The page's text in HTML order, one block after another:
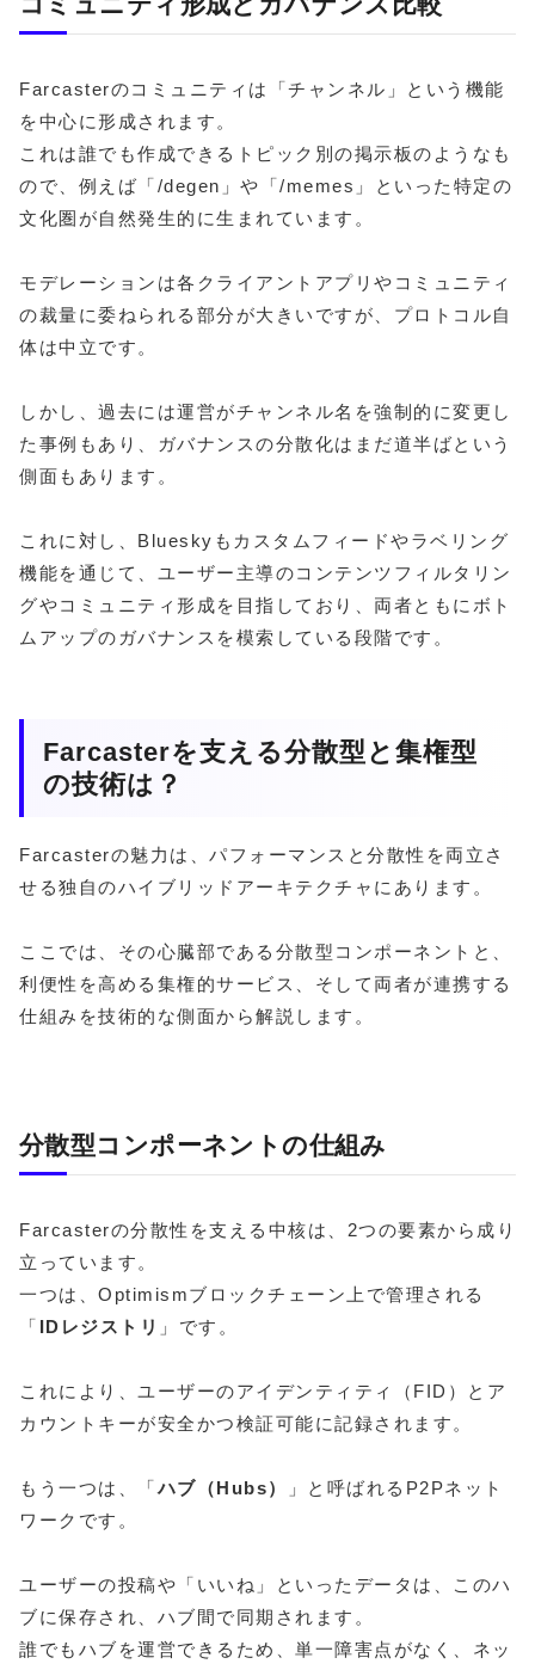
Farcasterのコミュニティは「チャンネル」という機能
を中心に形成されます。
これは誰でも作成できるトピック別の掲示板のようなも
ので、例えば「/degen」や「/memes」といった特定の
文化圏が自然発生的に生まれています。
モデレーションは各クライアントアプリやコミュニティ
の裁量に委ねられる部分が大きいですが、プロトコル自
体は中立です。
しかし、過去には運営がチャンネル名を強制的に変更し
た事例もあり、ガバナンスの分散化はまだ道半ばという
側面もあります。
これに対し、Blueskyもカスタムフィードやラベリング
機能を通じて、ユーザー主導のコンテンツフィルタリン
グやコミュニティ形成を目指しており、両者ともにボト
ムアップのガバナンスを模索している段階です。
Farcasterを支える分散型と集権型
の技術は？
Farcasterの魅力は、パフォーマンスと分散性を両立さ
せる独自のハイブリッドアーキテクチャにあります。
ここでは、その心臓部である分散型コンポーネントと、
利便性を高める集権的サービス、そして両者が連携する
仕組みを技術的な側面から解説します。
分散型コンポーネントの仕組み
Farcasterの分散性を支える中核は、2つの要素から成り
立っています。
一つは、Optimismブロックチェーン上で管理される
「 IDレジストリ 」です。
これにより、ユーザーのアイデンティティ（FID）とア
カウントキーが安全かつ検証可能に記録されます。
もう一つは、「ハブ（Hubs）
」と呼ばれるP2Pネット
ワークです。
ユーザーの投稿や「いいね」といったデータは、このハ
ブに保存され、ハブ間で同期されます。
誰でもハブを運営できるため、単一障害点がなく、ネッ